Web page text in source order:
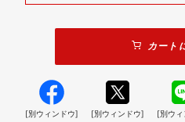
カート
[別ウィンドウ] [別ウィンドウ] [別ウ